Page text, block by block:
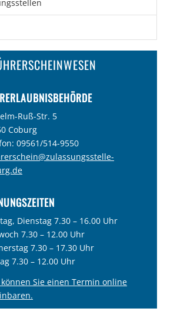
Ruß-Str. 5
Coburg
09561/514-9550
Dienstag 7.30 – 16.00 Uhr
7.30 – 12.00 Uhr
7.30 – 17.30 Uhr
7.30 – 12.00 Uhr
Sie einen Termin online